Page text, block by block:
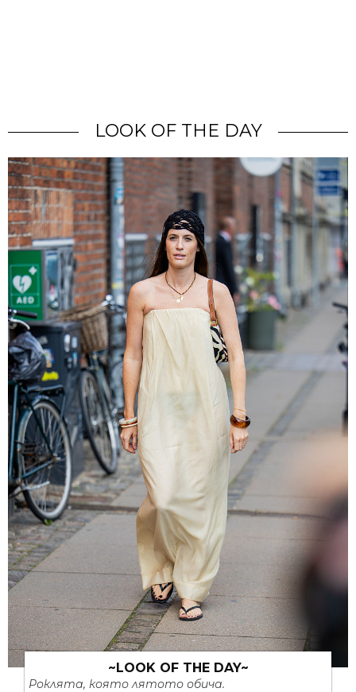
LOOK OF THE DAY
~LOOK OF THE DAY~
Роклята, която лятото обича.